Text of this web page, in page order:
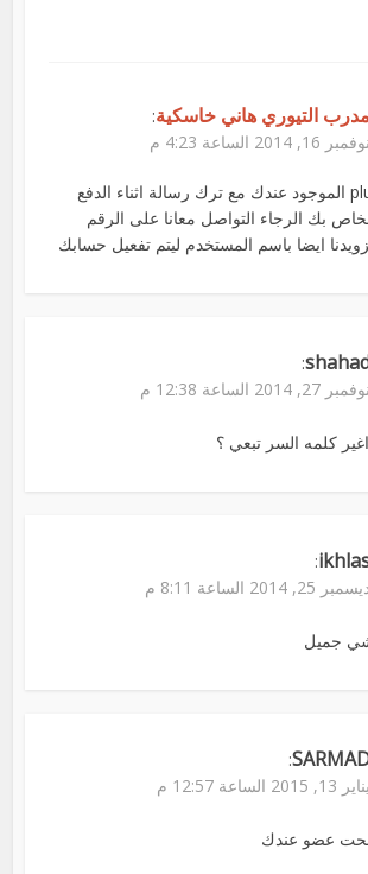
مدرب التيوري هاني خاسكية:
نوفمبر 16, 2014 الساعة 4:23 م
على رقم plusgirot الموجود عندك مع ترك رسالة اثناء الدفع
بك الرجاء التواصل معانا على الرقم
:
نوفمبر 27, 2014 الساعة 12:38 م
كلمه السر تبعي ؟
:
25, 2014 الساعة 8:11 م
جميل
:
يناير 13, 2015 الساعة 12:57 م
عضو عندك